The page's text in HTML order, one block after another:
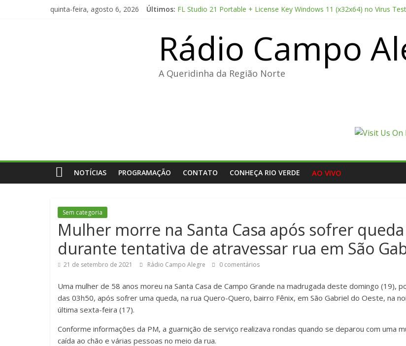
quinta-feira, agosto 6, 2026 Últimos: FL Studio 21 Portable + License Key Windows 11 (x32x64) no Virus
Fall 2: Deadpoint 2026 CAMRip AVI Extended AAC 2.0 ETrG torrent
Office 2024 Enterprise E5 AIO Stable magnet
Rádio Campo
A Queridinha da Região Norte
NOTÍCIAS PROGRAMAÇÃO CONTATO CONHEÇA RIO VERDE AO VIVO
Sem categoria
Mulher morre na Santa Casa após sofrer queda
durante tentativa de atravessar rua em São
21 de setembro de 2021 Rádio Campo Alegre 0 comentários
Uma mulher de 58 anos moreu na Santa Casa de Campo Grande na madrugada deste domingo (19),
das 03h50, após sofrer uma queda, na rua Quero-Quero, bairro Fênix, em São Gabriel do Oeste, na
última sexta-feira (17).
Conforme informações da PM, a guarnição de serviço realizava rondas quando se deparou com uma
caída ao chão e várias pessoas no meio da rua.